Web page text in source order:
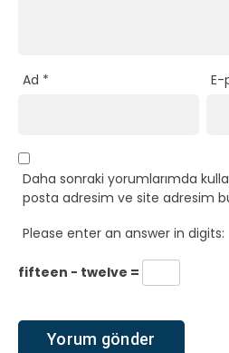
Ad * E-
Daha sonraki yorumlarımda
posta adresim ve site adresim
Please enter an answer in digits:
fifteen − twelve =